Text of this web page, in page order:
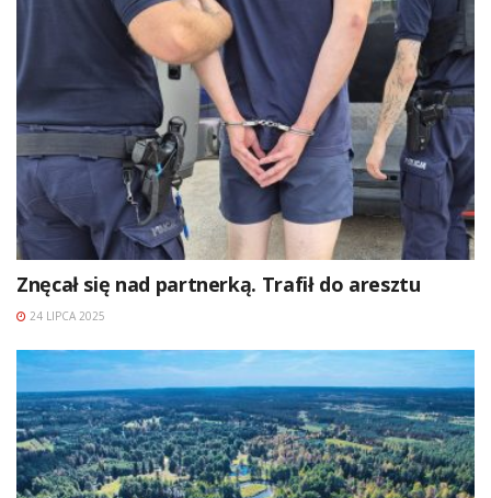
Znęcał się nad partnerką. Trafił do aresztu
24 LIPCA 2025